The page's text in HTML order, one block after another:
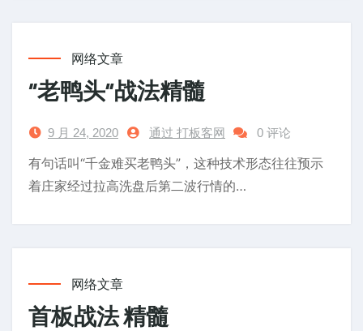
网络文章
“老鸭头”战法精髓
9 月 24, 2020 通过 打板客网 0 评论
有句话叫“千金难买老鸭头”，这种技术形态往往预示
着庄家经过拉高洗盘后第二波行情的…
网络文章
首板战法 精髓